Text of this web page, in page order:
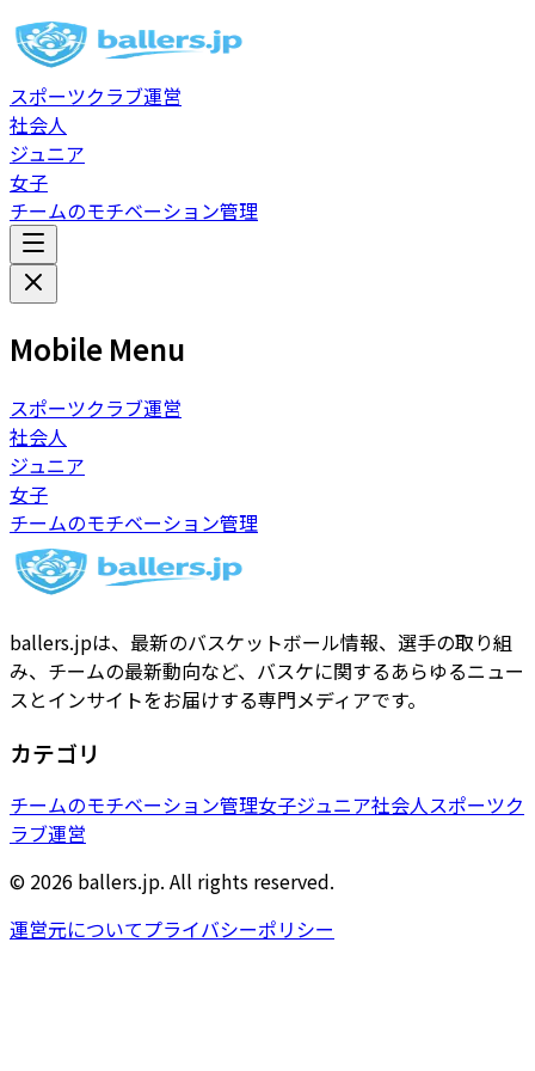
スポーツクラブ運営
社会人
ジュニア
女子
チームのモチベーション管理
Mobile Menu
スポーツクラブ運営
社会人
ジュニア
女子
チームのモチベーション管理
ballers.jpは、最新のバスケットボール情報、選手の取り組
み、チームの最新動向など、バスケに関するあらゆるニュー
スとインサイトをお届けする専門メディアです。
カテゴリ
チームのモチベーション管理女子ジュニア社会人スポーツク
ラブ運営
© 2026 ballers.jp. All rights reserved.
運営元についてプライバシーポリシー